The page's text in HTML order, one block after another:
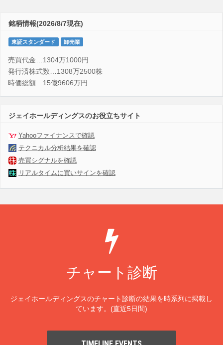
銘柄情報(2026/8/7現在)
東証スタンダード 卸売業
売買代金…1304万1000円
発行済株式数…1308万2500株
時価総額…15億9606万円
ジェイホールディングスのお役立ちサイト
Yahooファイナンスで確認
テクニカル分析結果を確認
売買シグナルを確認
リアルタイムに買いサインを確認
チャート診断
ジェイホールディングスのチャート診断の結果を時系列に掲載し
ています。(直近5日間)